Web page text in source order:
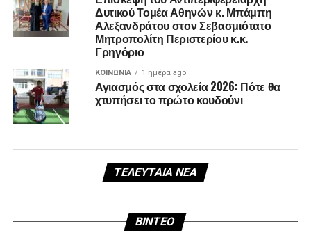
Δυτικού Τομέα Αθηνών κ. Μπάμπη
Αλεξανδράτου στον Σεβασμιότατο
Μητροπολίτη Περιστερίου κ.κ.
Γρηγόριο
ΚΟΙΝΩΝΊΑ 1 ημέρα ago
Αγιασμός στα σχολεία 2026: Πότε θα
χτυπήσει το πρώτο κουδούνι
ΤΕΛΕΥΤΑΊΑ ΝΈΑ
BINTEO